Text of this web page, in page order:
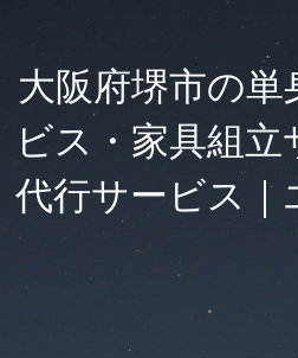
大阪府堺市の
ビス・家具組
代行サービス